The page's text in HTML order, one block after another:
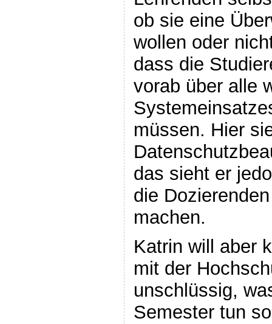
ob sie eine
wollen oder
dass die
vorab über alle
müssen. Hier
das sieht er
die
machen.
Katrin will aber
mit der
unschlüssig,
Semester tun